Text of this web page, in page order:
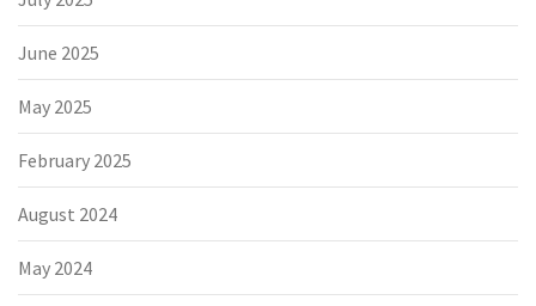
June 2025
May 2025
February 2025
August 2024
May 2024